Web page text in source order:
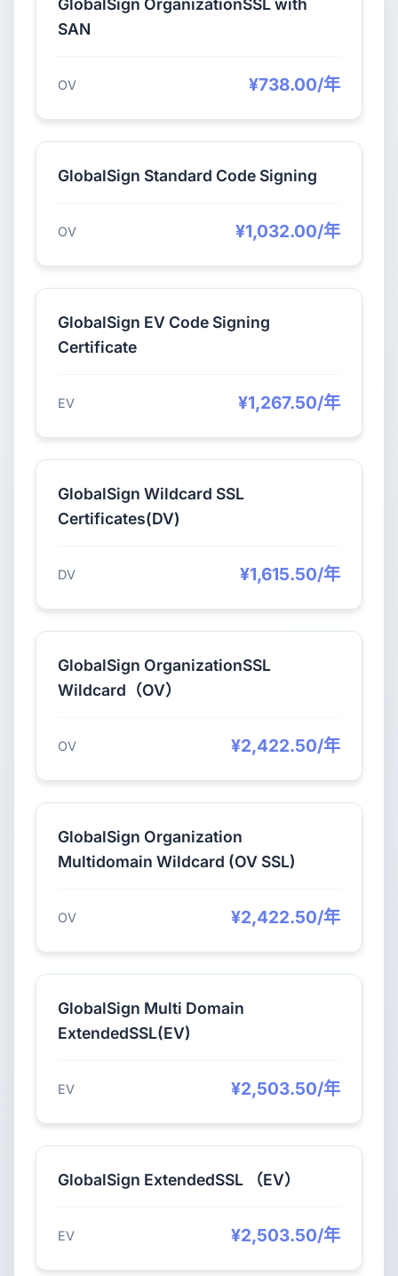
GlobalSign OrganizationSSL with
SAN
OV ¥738.00/年
GlobalSign Standard Code Signing
OV ¥1,032.00/年
GlobalSign EV Code Signing
Certificate
EV ¥1,267.50/年
GlobalSign Wildcard SSL
Certificates(DV)
DV ¥1,615.50/年
GlobalSign OrganizationSSL
Wildcard（OV）
OV ¥2,422.50/年
GlobalSign Organization
Multidomain Wildcard (OV SSL)
OV ¥2,422.50/年
GlobalSign Multi Domain
ExtendedSSL(EV)
EV ¥2,503.50/年
GlobalSign ExtendedSSL （EV）
EV ¥2,503.50/年